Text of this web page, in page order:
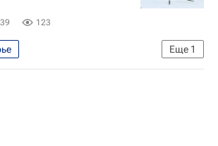
123
Еще 1
по лыжным видам спорта